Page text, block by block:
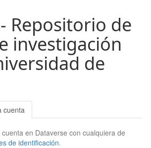
Repositorio de
investigación
de
cuenta
en Dataverse con cualquiera de
de identificación.